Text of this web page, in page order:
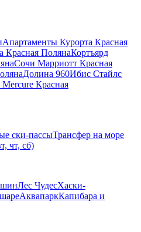
Апартаменты Курорта Красная
Красная ПолянаКортъярд
Сочи Марриотт Красная
Долина 960Ибис Стайлс
Красная
ски-пассыТрансфер на море
чт, сб)
Лес ЧудесХаски-
АквапаркКапибара и